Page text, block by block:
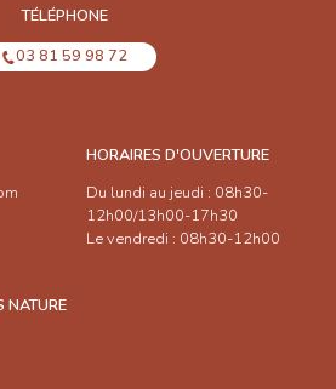
TÉLÉPHONE
03 81 59 98 72
HORAIRES D'OUVERTURE
Du lundi au jeudi : 08h30-
12h00/13h00-17h30
Le vendredi : 08h30-12h00
NATURE